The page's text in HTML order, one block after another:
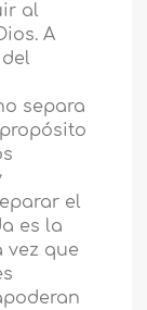
al
A
separa
el
es la
vez que